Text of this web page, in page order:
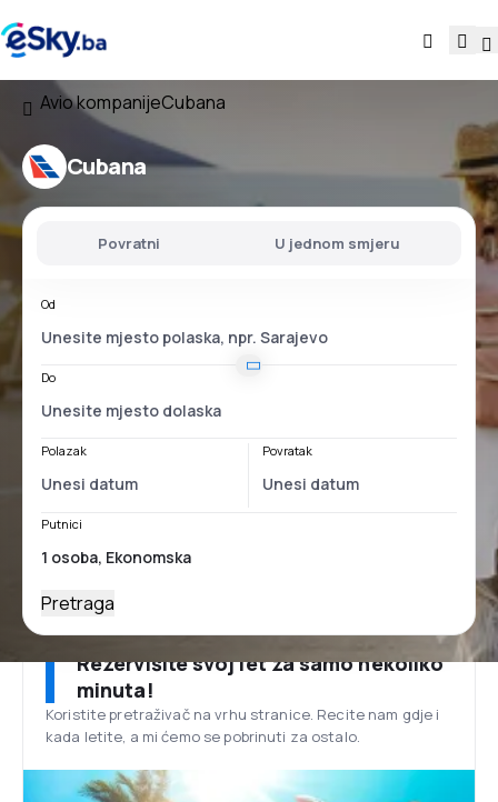
Avio kompanijeCubana
Cubana
Povratni U jednom smjeru
Od
Do
Polazak Povratak
Putnici
Pretraga
Rezervišite svoj let za samo nekoliko
minuta!
Koristite pretraživač na vrhu stranice. Recite nam gdje i
kada letite, a mi ćemo se pobrinuti za ostalo.